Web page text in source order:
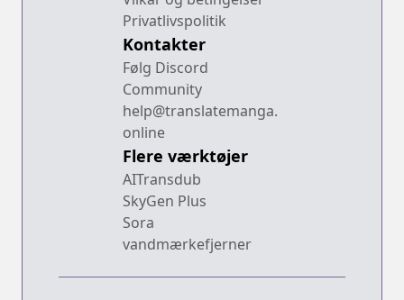
Privatlivspolitik
Kontakter
Følg Discord
Community
help@translatemanga.
online
Flere værktøjer
AITransdub
SkyGen Plus
Sora
vandmærkefjerner